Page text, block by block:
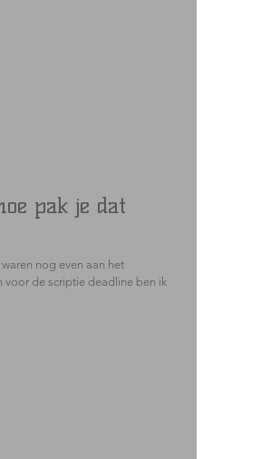
pak je dat
nog even aan het
voor de scriptie deadline ben ik